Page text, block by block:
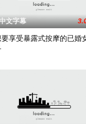
文字幕
要享受暴露式按摩的已婚